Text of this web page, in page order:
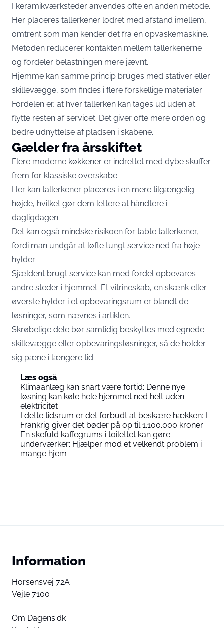
I keramikværksteder anvendes ofte en anden metode.
Her placeres tallerkener lodret med afstand imellem,
omtrent som man kender det fra en opvaskemaskine.
Metoden reducerer kontakten mellem tallerkenerne
og fordeler belastningen mere jævnt.
Hjemme kan samme princip bruges med stativer eller
skillevægge, som findes i flere forskellige materialer.
Fordelen er, at hver tallerken kan tages ud uden at
flytte resten af servicet. Det giver ofte mere orden og
bedre udnyttelse af pladsen i skabene.
Gælder fra årsskiftet
Flere moderne køkkener er indrettet med dybe skuffer
frem for klassiske overskabe.
Her kan tallerkener placeres i en mere tilgængelig
højde, hvilket gør dem lettere at håndtere i
dagligdagen.
Det kan også mindske risikoen for tabte tallerkener,
fordi man undgår at løfte tungt service ned fra høje
hylder.
Sjældent brugt service kan med fordel opbevares
andre steder i hjemmet. Et vitrineskab, en skænk eller
øverste hylder i et opbevaringsrum er blandt de
løsninger, som nævnes i artiklen.
Skrøbelige dele bør samtidig beskyttes med egnede
skillevægge eller opbevaringsløsninger, så de holder
sig pæne i længere tid.
Læs også
Klimaanlæg kan snart være fortid: Denne nye
løsning kan køle hele hjemmet ned helt uden
elektricitet
I dette tidsrum er det forbudt at beskære hækken: I
Frankrig giver det bøder på op til 1.100.000 kroner
En skefuld kaffegrums i toilettet kan gøre
underværker: Hjælper mod et velkendt problem i
mange hjem
Information
Horsensvej 72A
Vejle 7100
Om Dagens.dk